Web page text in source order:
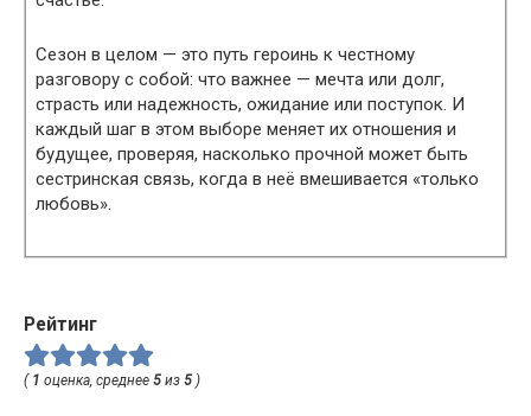
Сезон в целом — это путь героинь к честному
разговору с собой: что важнее — мечта или долг,
страсть или надежность, ожидание или поступок. И
каждый шаг в этом выборе меняет их отношения и
будущее, проверяя, насколько прочной может быть
сестринская связь, когда в неё вмешивается «только
любовь».
Рейтинг
( 1 оценка, среднее 5 из 5 )